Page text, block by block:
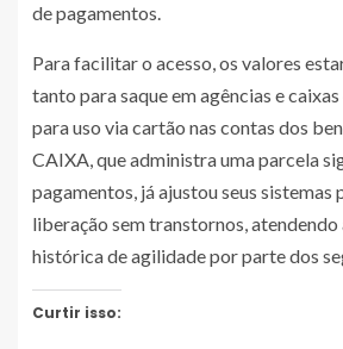
de pagamentos.
Para facilitar o acesso, os valores
tanto para saque em agências e
para uso via cartão nas contas dos
CAIXA, que administra uma parcela
pagamentos, já ajustou seus sistemas
liberação sem transtornos, atendendo
histórica de agilidade por parte dos
Curtir isso: